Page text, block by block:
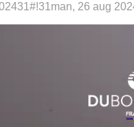
26 aug